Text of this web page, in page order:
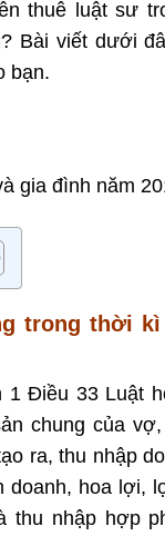
thuê luật sư
Bài viết dưới
bạn.
gia đình năm
trong thời
1 Điều 33 Luật
chung của
ra, thu nhập
doanh, hoa lợi,
thu nhập hợp